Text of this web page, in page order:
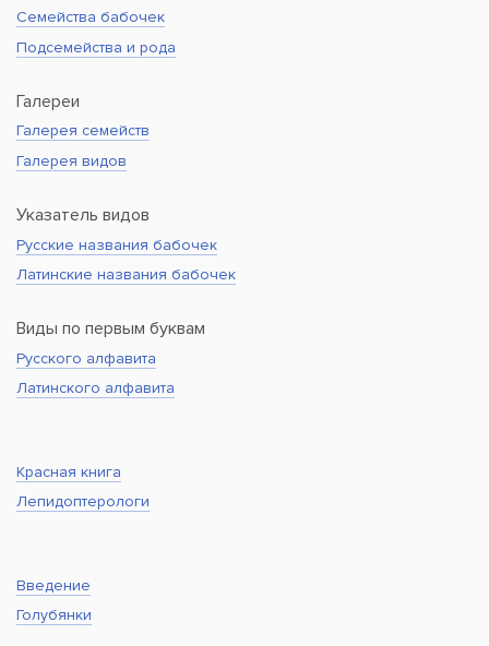
Семейства бабочек
Подсемейства и рода
Галереи
Галерея семейств
Галерея видов
Указатель видов
Русские названия бабочек
Латинские названия бабочек
Виды по первым буквам
Русского алфавита
Латинского алфавита
Красная книга
Лепидоптерологи
Введение
Голубянки